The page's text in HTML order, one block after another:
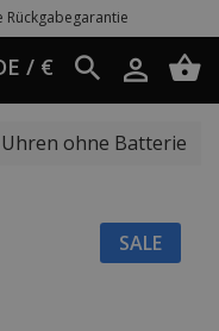
/ €
ohne Batterie
SALE